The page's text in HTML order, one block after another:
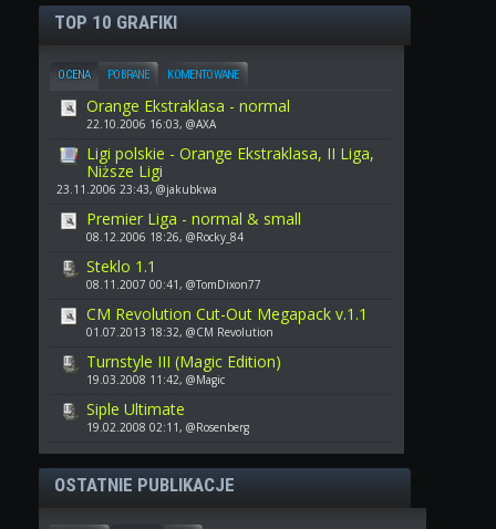
TOP 10 GRAFIKI
OCENA POBRANE KOMENTOWANE
Orange Ekstraklasa - normal
22.10.2006 16:03, @AXA
Ligi polskie - Orange Ekstraklasa, II Liga,
Niższe Ligi
23.11.2006 23:43, @jakubkwa
Premier Liga - normal & small
08.12.2006 18:26, @Rocky_84
Steklo 1.1
08.11.2007 00:41, @TomDixon77
CM Revolution Cut-Out Megapack v.1.1
01.07.2013 18:32, @CM Revolution
Turnstyle III (Magic Edition)
19.03.2008 11:42, @Magic
Siple Ultimate
19.02.2008 02:11, @Rosenberg
OSTATNIE PUBLIKACJE